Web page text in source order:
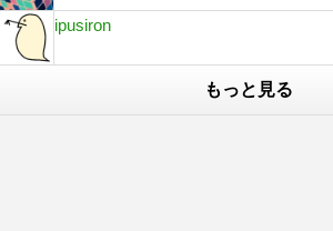
ipusiron
もっと見る